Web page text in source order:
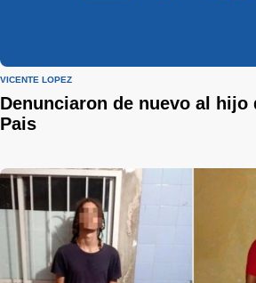
VICENTE LÓPEZ
Denunciaron de nuevo al hijo
Pais